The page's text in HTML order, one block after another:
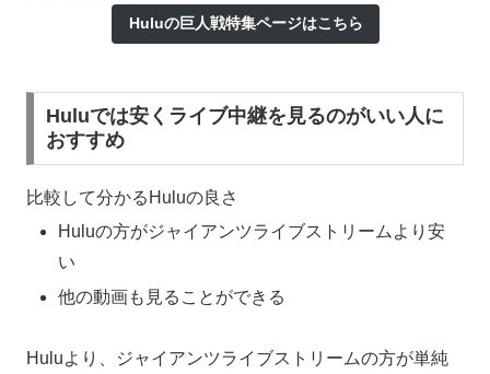
Huluの巨人戦特集ページはこちら
Huluでは安くライブ中継を見るのがいい人に
おすすめ
比較して分かるHuluの良さ
Huluの方がジャイアンツライブストリームより安
い
他の動画も見ることができる
Huluより、ジャイアンツライブストリームの方が単純